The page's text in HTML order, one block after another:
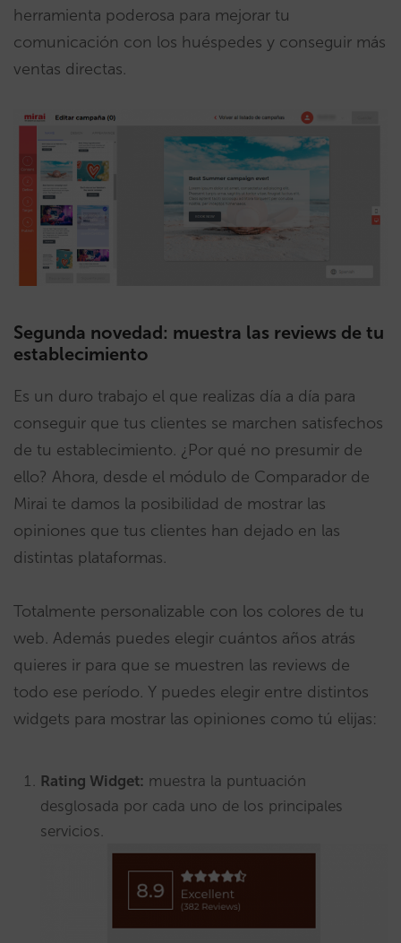
herramienta poderosa para mejorar tu
comunicación con los huéspedes y conseguir más
ventas directas.
Segunda novedad: muestra las reviews de tu
establecimiento
Es un duro trabajo el que realizas día a día para
conseguir que tus clientes se marchen satisfechos
de tu establecimiento. ¿Por qué no presumir de
ello? Ahora, desde el módulo de Comparador de
Mirai te damos la posibilidad de mostrar las
opiniones que tus clientes han dejado en las
distintas plataformas.
Totalmente personalizable con los colores de tu
web. Además puedes elegir cuántos años atrás
quieres ir para que se muestren las reviews de
todo ese período. Y puedes elegir entre distintos
widgets para mostrar las opiniones como tú elijas:
Rating Widget: muestra la puntuación
desglosada por cada uno de los principales
servicios.